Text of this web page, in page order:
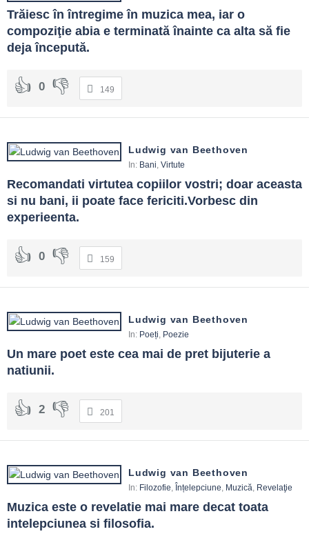
Trăiesc în întregime în muzica mea, iar o
compoziţie abia e terminată înainte ca alta să fie
deja începută.
0 149
Ludwig van Beethoven
In: Bani Virtute
Recomandati virtutea copiilor vostri; doar aceasta
si nu bani, ii poate face fericiti.Vorbesc din
experieenta.
0 159
Ludwig van Beethoven
In: Poeți Poezie
Un mare poet este cea mai de pret bijuterie a
natiunii.
2 201
Ludwig van Beethoven
In: Filozofie Înțelepciune Muzică Revelaţie
Muzica este o revelatie mai mare decat toata
intelepciunea si filosofia.